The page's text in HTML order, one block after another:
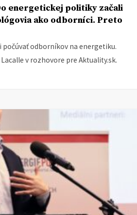
energetickej politiky začali
ako odborníci. Preto
odborníkov na energetiku.
v rozhovore pre Aktuality.sk.